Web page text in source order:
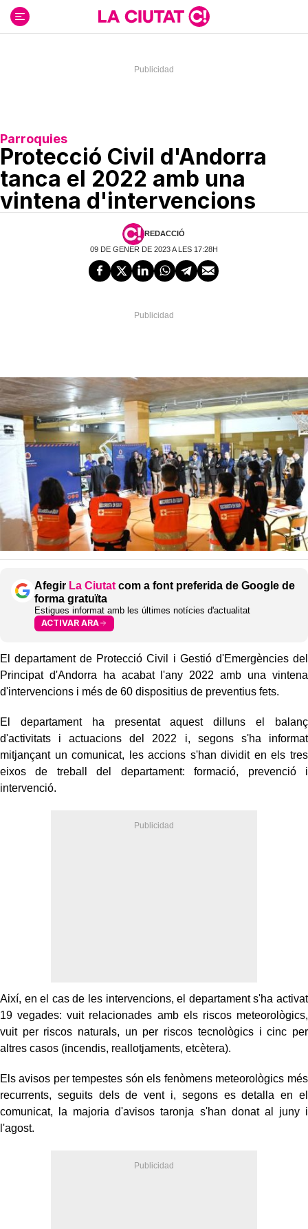
contenido
Parroquies
Protecció Civil d'Andorra
tanca el 2022 amb una
vintena d'intervencions
REDACCIÓ
09 DE GENER DE 2023 A LES 17:28H
Afegir La Ciutat com a font preferida de Google de
forma gratuïta
Estigues informat amb les últimes notícies d'actualitat
ACTIVAR ARA
El departament de Protecció Civil i Gestió d'Emergències del
Principat d'Andorra ha acabat l'any 2022 amb una vintena
d'intervencions i més de 60 dispositius de preventius fets.
El departament ha presentat aquest dilluns el balanç
d'activitats i actuacions del 2022 i, segons s'ha informat
mitjançant un comunicat, les accions s'han dividit en els tres
eixos de treball del departament: formació, prevenció i
intervenció.
Així, en el cas de les intervencions, el departament s'ha activat
19 vegades: vuit relacionades amb els riscos meteorològics,
vuit per riscos naturals, un per riscos tecnològics i cinc per
altres casos (incendis, reallotjaments, etcètera).
Els avisos per tempestes són els fenòmens meteorològics més
recurrents, seguits dels de vent i, segons es detalla en el
comunicat, la majoria d'avisos taronja s'han donat al juny i
l'agost.